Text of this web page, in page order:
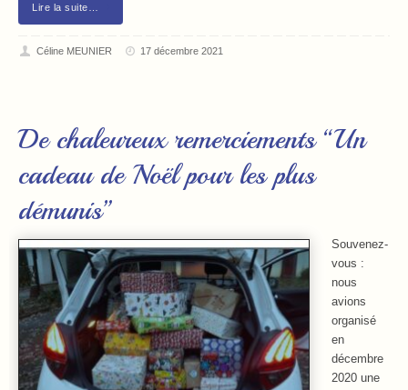
Lire la suite…
Céline MEUNIER 17 décembre 2021
De chaleureux remerciements “Un
cadeau de Noël pour les plus
démunis”
Souvenez-
vous :
nous
avions
organisé
en
décembre
2020 une